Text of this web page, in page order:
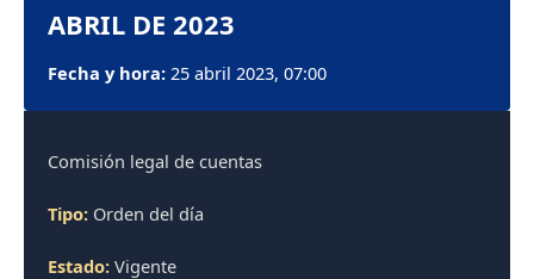
ABRIL DE 2023
Fecha y hora: 25 abril 2023, 07:00
Comisión legal de cuentas
Tipo: Orden del día
Estado: Vigente